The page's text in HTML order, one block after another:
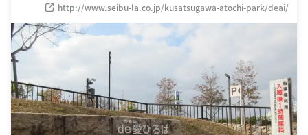
http://www.seibu-la.co.jp/kusatsugawa-atochi-park/deai/